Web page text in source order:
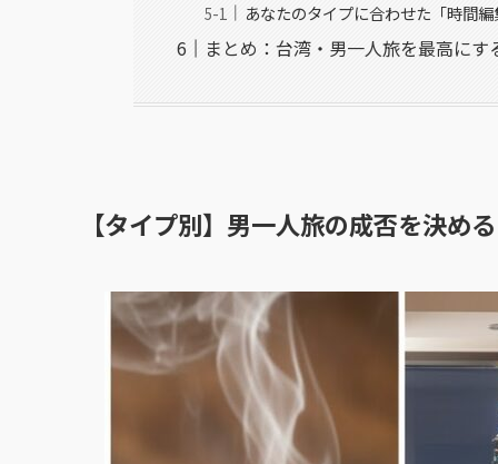
あなたのタイプに合わせた「時間
まとめ：台湾・男一人旅を最高に
【タイプ別】男一人旅の成否を決め